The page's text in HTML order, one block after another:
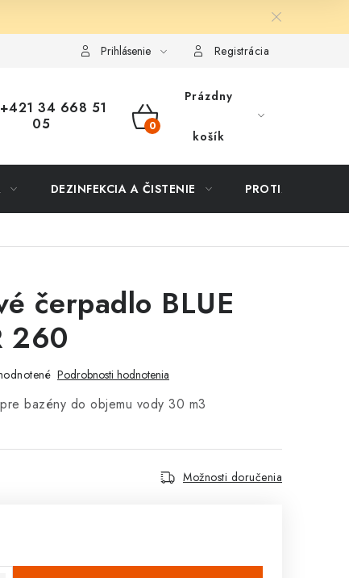
dopravy a platby Vernostný program Moja objednávka
Prihlásenie Registrácia
+421 34 668 51
05
NÁKUPNÝ
Prázdny
košík
DEZINFEKCIA A ČISTENIE
čerpadlo BLUE
260
Podrobnosti hodnotenia
bazény do objemu vody 30 m3
Možnosti doručenia